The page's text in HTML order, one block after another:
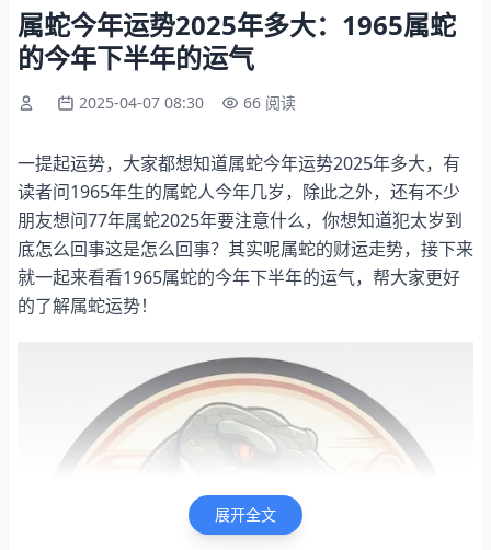
属蛇今年运势2025年多大：1965属蛇
的今年下半年的运气
2025-04-07 08:30 66 阅读
一提起运势，大家都想知道属蛇今年运势2025年多大，有
读者问1965年生的属蛇人今年几岁，除此之外，还有不少
朋友想问77年属蛇2025年要注意什么，你想知道犯太岁到
底怎么回事这是怎么回事？其实呢属蛇的财运走势，接下来
就一起来看看1965属蛇的今年下半年的运气，帮大家更好
的了解属蛇运势！
展开全文